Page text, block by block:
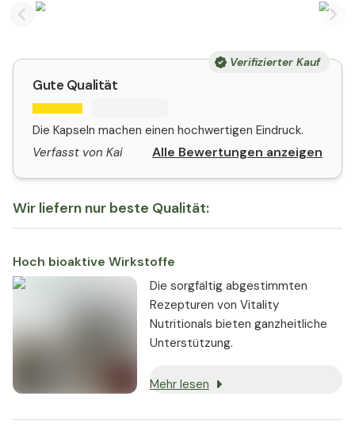
Previous slide
Verifizierter Kauf
Gute Qualität
Die Kapseln machen einen hochwertigen Eindruck.
Verfasst von Kai
Alle Bewertungen anzeigen
Wir liefern nur beste Qualität:
Hoch bioaktive Wirkstoffe
Die sorgfältig abgestimmten
Rezepturen von Vitality
Nutritionals bieten ganzheitliche
Unterstützung.
Mehr lesen